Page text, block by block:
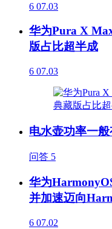
6 07.03
华为Pura X
版占比超半成
6 07.03
电水壶功率一
问答 5
华为
并加速迈向
6 07.02